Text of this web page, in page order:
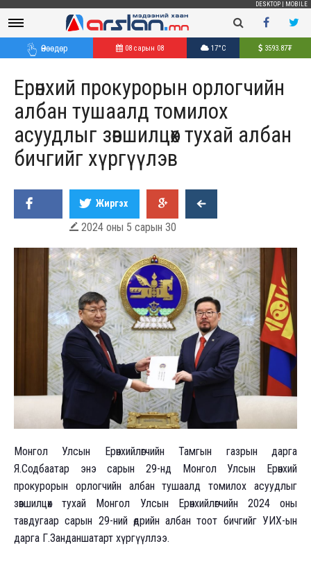
DESKTOP MOBILE
Өнөөдөр 08 сарын 08 17°C 3593.87₮
Ерөнхий прокурорын орлогчийн
албан тушаалд томилох
асуудлыг зөвшилцөх тухай албан
бичгийг хүргүүлэв
Жиргэх
 2024 оны 5 сарын 30
Монгол Улсын Ерөнхийлөгчийн Тамгын газрын дарга
Я.Содбаатар энэ сарын 29-нд Монгол Улсын Ерөнхий
прокурорын орлогчийн албан тушаалд томилох асуудлыг
зөвшилцөх тухай Монгол Улсын Ерөнхийлөгчийн 2024 оны
тавдугаар сарын 29-ний өдрийн албан тоот бичгийг УИХ-ын
дарга Г.Занданшатарт хүргүүллээ.